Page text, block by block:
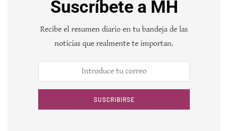
Suscríbete a MH
Recibe el resumen diario en tu bandeja de las
noticias que realmente te importan.
SUSCRIBIRSE